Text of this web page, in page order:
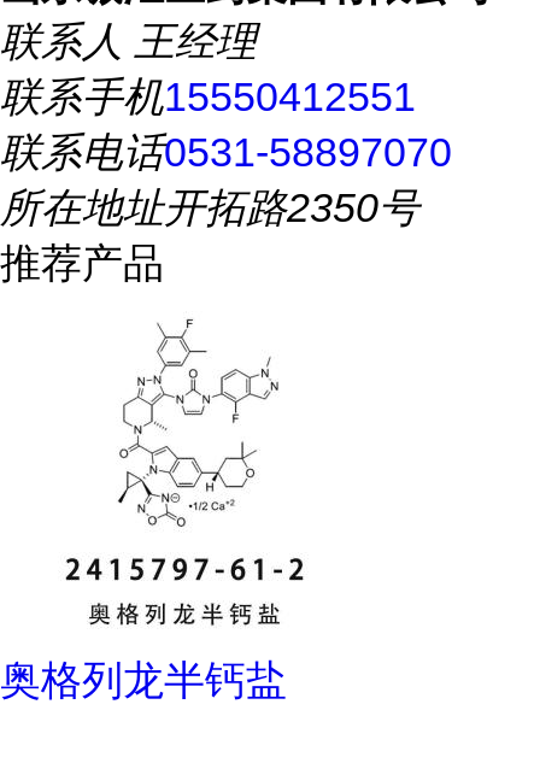
联系人 王经理
联系手机15550412551
联系电话0531-58897070
所在地址开拓路2350号
推荐产品
奥格列龙半钙盐